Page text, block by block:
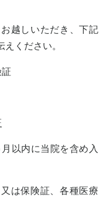
越しいただき、下記
ください。
以内に当院を含め入
は保険証、各種医療